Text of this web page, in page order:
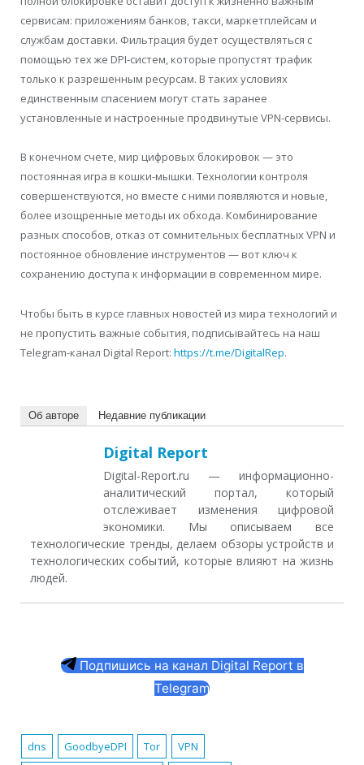
сервисам: приложениям банков, такси, маркетплейсам и
службам доставки. Фильтрация будет осуществляться с
помощью тех же DPI-систем, которые пропустят трафик
только к разрешенным ресурсам. В таких условиях
единственным спасением могут стать заранее
установленные и настроенные продвинутые VPN-сервисы.
В конечном счете, мир цифровых блокировок — это
постоянная игра в кошки-мышки. Технологии контроля
совершенствуются, но вместе с ними появляются и новые,
более изощренные методы их обхода. Комбинирование
разных способов, отказ от сомнительных бесплатных VPN и
постоянное обновление инструментов — вот ключ к
сохранению доступа к информации в современном мире.
Чтобы быть в курсе главных новостей из мира технологий и
не пропустить важные события, подписывайтесь на наш
Telegram-канал Digital Report: https://t.me/DigitalRep.
Об авторе Недавние публикации
Digital Report
Digital-Report.ru — информационно-
аналитический портал, который
отслеживает изменения цифровой
экономики. Мы описываем все
технологические тренды, делаем обзоры устройств и
технологических событий, которые влияют на жизнь
людей.
Подпишись на канал Digital Report в
Telegram
dns GoodbyeDPI Tor
VPN